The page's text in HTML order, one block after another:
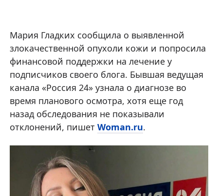
Мария Гладких сообщила о выявленной
злокачественной опухоли кожи и попросила
финансовой поддержки на лечение у
подписчиков своего блога. Бывшая ведущая
канала «Россия 24» узнала о диагнозе во
время планового осмотра, хотя еще год
назад обследования не показывали
отклонений, пишет Woman.ru.